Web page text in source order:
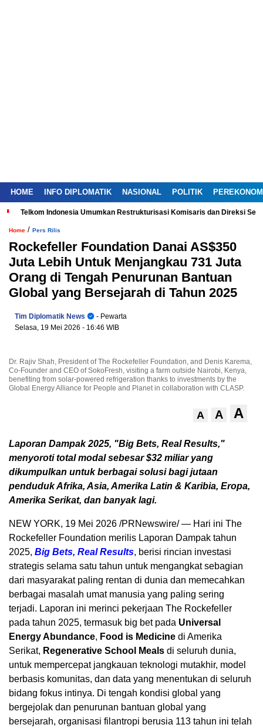
HOME INFO DIPLOMATIK NASIONAL POLITIK
Telkom Indonesia Umumkan Restrukturisasi Komisaris dan Direksi
Home / Pers Rilis
Rockefeller Foundation Danai AS$350
Juta Lebih Untuk Menjangkau 731 Juta
Orang di Tengah Penurunan Bantuan
Global yang Bersejarah di Tahun 2025
Tim Diplomatik News
- Pewarta
Selasa, 19 Mei 2026 - 16:46 WIB
Dr. Rajiv Shah, President of The Rockefeller Foundation, and Denis Karema,
Co-Founder and CEO of SokoFresh, visiting a farm outside Nairobi, Kenya,
benefiting from solar-powered refrigeration thanks to investments by the
Global Energy Alliance for People and Planet in collaboration with CLASP.
A A A
Laporan Dampak 2025, "Big Bets, Real Results,"
menyoroti total modal sebesar $32 miliar yang
dikumpulkan untuk berbagai solusi bagi jutaan
penduduk Afrika, Asia, Amerika Latin & Karibia, Eropa,
Amerika Serikat, dan banyak lagi.
NEW YORK, 19 Mei 2026 /PRNewswire/ — Hari ini The
Rockefeller Foundation merilis Laporan Dampak tahun
2025, Big Bets, Real Results, berisi rincian investasi
strategis selama satu tahun untuk mengangkat sebagian
dari masyarakat paling rentan di dunia dan memecahkan
berbagai masalah umat manusia yang paling sering
terjadi. Laporan ini merinci pekerjaan The Rockefeller
pada tahun 2025, termasuk big bet pada Universal
Energy Abundance, Food is Medicine di Amerika
Serikat, Regenerative School Meals di seluruh dunia,
untuk mempercepat jangkauan teknologi mutakhir, model
berbasis komunitas, dan data yang menentukan di seluruh
bidang fokus intinya. Di tengah kondisi global yang
bergejolak dan penurunan bantuan global yang
bersejarah, organisasi filantropi berusia 113 tahun ini telah